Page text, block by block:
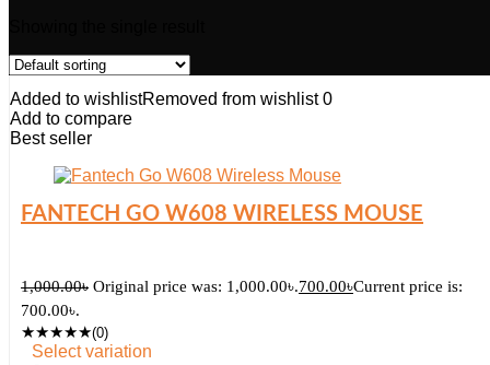
Added to wishlistRemoved from wishlist 0
Add to compare
Best seller
FANTECH GO W608 WIRELESS MOUSE
1,000.00৳ Original price was: 1,000.00৳.700.00৳Current price is:
700.00৳.
★★★★★(0)
Select variation